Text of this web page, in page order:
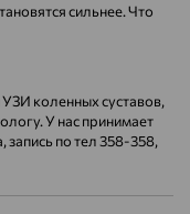
сильнее. Что
коленных суставов,
У нас принимает
по тел 358-358,